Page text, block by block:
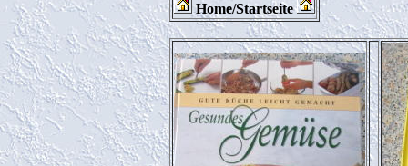
Home/Startseite